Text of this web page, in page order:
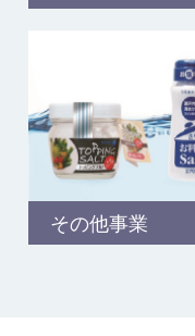
その他事業